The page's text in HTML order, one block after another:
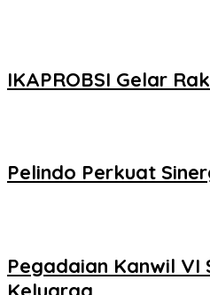
IKAPROBSI Gelar
Pelindo Perkuat
Pegadaian Kanwil